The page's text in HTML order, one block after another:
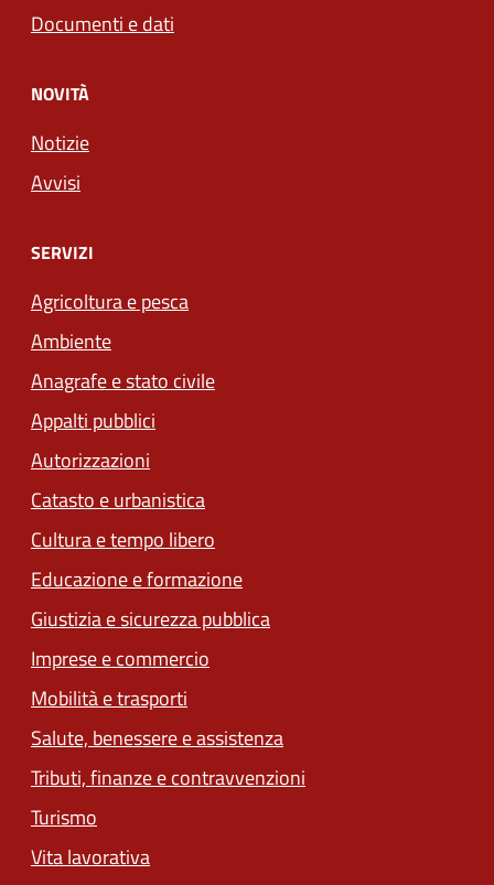
Documenti e dati
NOVITÀ
Notizie
Avvisi
SERVIZI
Agricoltura e pesca
Ambiente
Anagrafe e stato civile
Appalti pubblici
Autorizzazioni
Catasto e urbanistica
Cultura e tempo libero
Educazione e formazione
Giustizia e sicurezza pubblica
Imprese e commercio
Mobilità e trasporti
Salute, benessere e assistenza
Tributi, finanze e contravvenzioni
Turismo
Vita lavorativa